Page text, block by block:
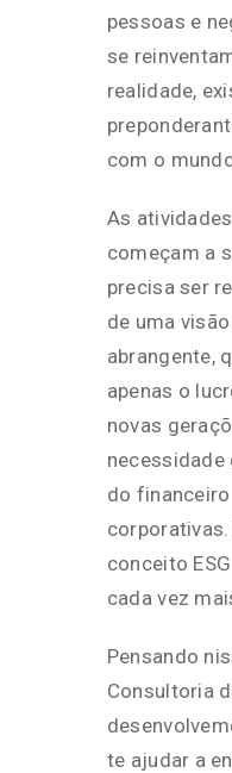
pessoas e
se
realidade,
com o
As
começam a
precisa ser
de uma
abrangente,
apenas o
novas
do
conceito
cada vez
Pensando
Consultoria
te ajudar a